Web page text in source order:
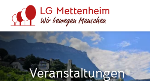
Veranstaltungen